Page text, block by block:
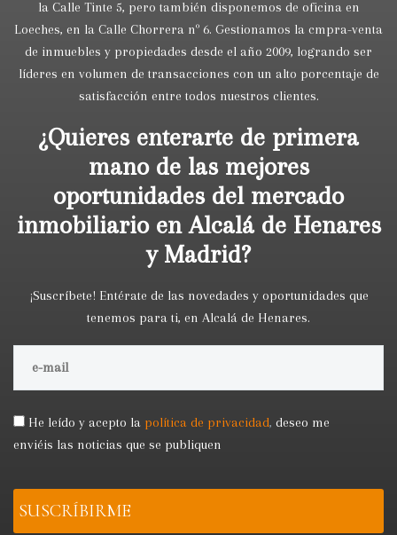
la Calle Tinte 5, pero también disponemos de oficina en
Loeches, en la Calle Chorrera nº 6. Gestionamos la cmpra-venta
de inmuebles y propiedades desde el año 2009, logrando ser
líderes en volumen de transacciones con un alto porcentaje de
satisfacción entre todos nuestros clientes.
¿Quieres enterarte de primera
mano de las mejores
oportunidades del mercado
inmobiliario en Alcalá de Henares
y Madrid?
¡Suscríbete! Entérate de las novedades y oportunidades que
tenemos para ti, en Alcalá de Henares.
He leído y acepto la política de privacidad, deseo me
enviéis las noticias que se publiquen